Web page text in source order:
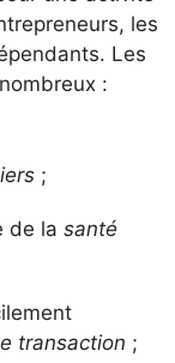
les
Les
:
;
de la santé
transaction ;